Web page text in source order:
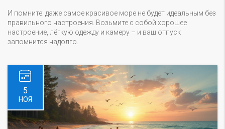
И помните: даже самое красивое море не будет идеальным без
правильного настроения. Возьмите с собой хорошее
настроение, лёгкую одежду и камеру – и ваш отпуск
запомнится надолго.
5
НОЯ